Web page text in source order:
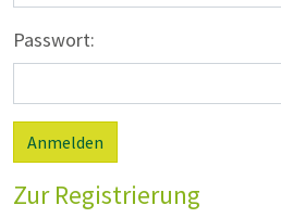
Passwort:
Anmelden
Zur Registrierung